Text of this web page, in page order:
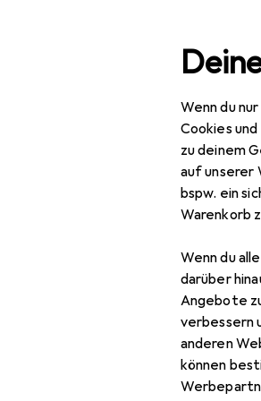
Wenn du
Cookies
zu deinem
auf unserer
bspw. ein
Warenkorb
Wenn du
darüber
Angebote
verbessern
anderen
können
Navigation nach Kategorien
Hier